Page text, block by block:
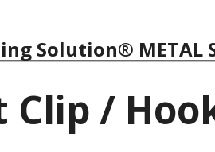
Solution® METAL
Clip /